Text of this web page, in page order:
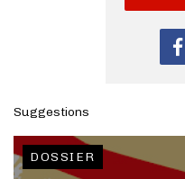
Suggestions
DOSSIER